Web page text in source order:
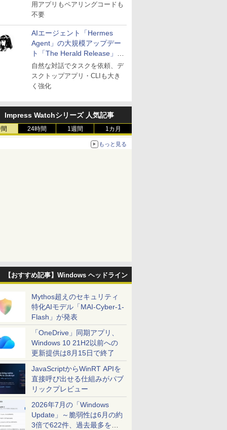
用アプリもペアリングコードも
不要
AIエージェント「Hermes
Agent」の大規模アップデー
ト「The Herald Release」が
公開
自然な対話でタスクを依頼、デ
スクトップアプリ・CLIも大き
く強化
Impress Watchシリーズ 人気記事
24時間 1週間 1カ月
もっと見る
【おすすめ記事】Windows ヘッドライン
Mythos超えのセキュリティ
特化AIモデル「MAI-Cyber-1-
Flash」が発表
「OneDrive」同期アプリ、
Windows 10 21H2以前への
更新提供は8月15日で終了
JavaScriptからWinRT APIを
直接呼び出せる仕組みがパブ
リックプレビュー
2026年7月の「Windows
Update」～脆弱性は6月の約
3倍で622件、過去最多を大